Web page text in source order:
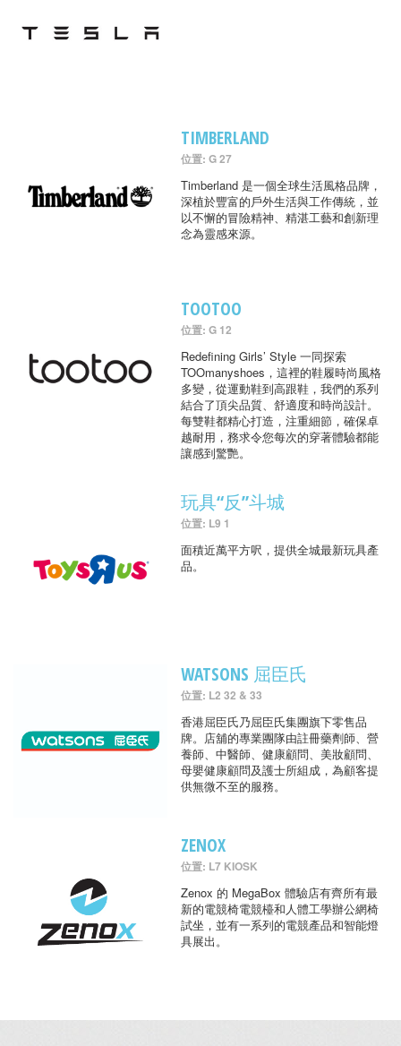
TIMBERLAND
位置: G 27
Timberland 是一個全球生活風格品牌，
深植於豐富的戶外生活與工作傳統，並
以不懈的冒險精神、精湛工藝和創新理
念為靈感來源。
TOOTOO
位置: G 12
Redefining Girls’ Style 一同探索
TOOmanyshoes，這裡的鞋履時尚風格
多變，從運動鞋到高跟鞋，我們的系列
結合了頂尖品質、舒適度和時尚設計。
每雙鞋都精心打造，注重細節，確保卓
越耐用，務求令您每次的穿著體驗都能
讓感到驚艷。
玩具“反”斗城
位置: L9 1
面積近萬平方呎，提供全城最新玩具產
品。
WATSONS 屈臣氏
位置: L2 32 & 33
香港屈臣氏乃屈臣氏集團旗下零售品
牌。店舖的專業團隊由註冊藥劑師、營
養師、中醫師、健康顧問、美妝顧問、
母嬰健康顧問及護士所組成，為顧客提
供無微不至的服務。
ZENOX
位置: L7 KIOSK
Zenox 的 MegaBox 體驗店有齊所有最
新的電競椅電競檯和人體工學辦公網椅
試坐，並有一系列的電競產品和智能燈
具展出。